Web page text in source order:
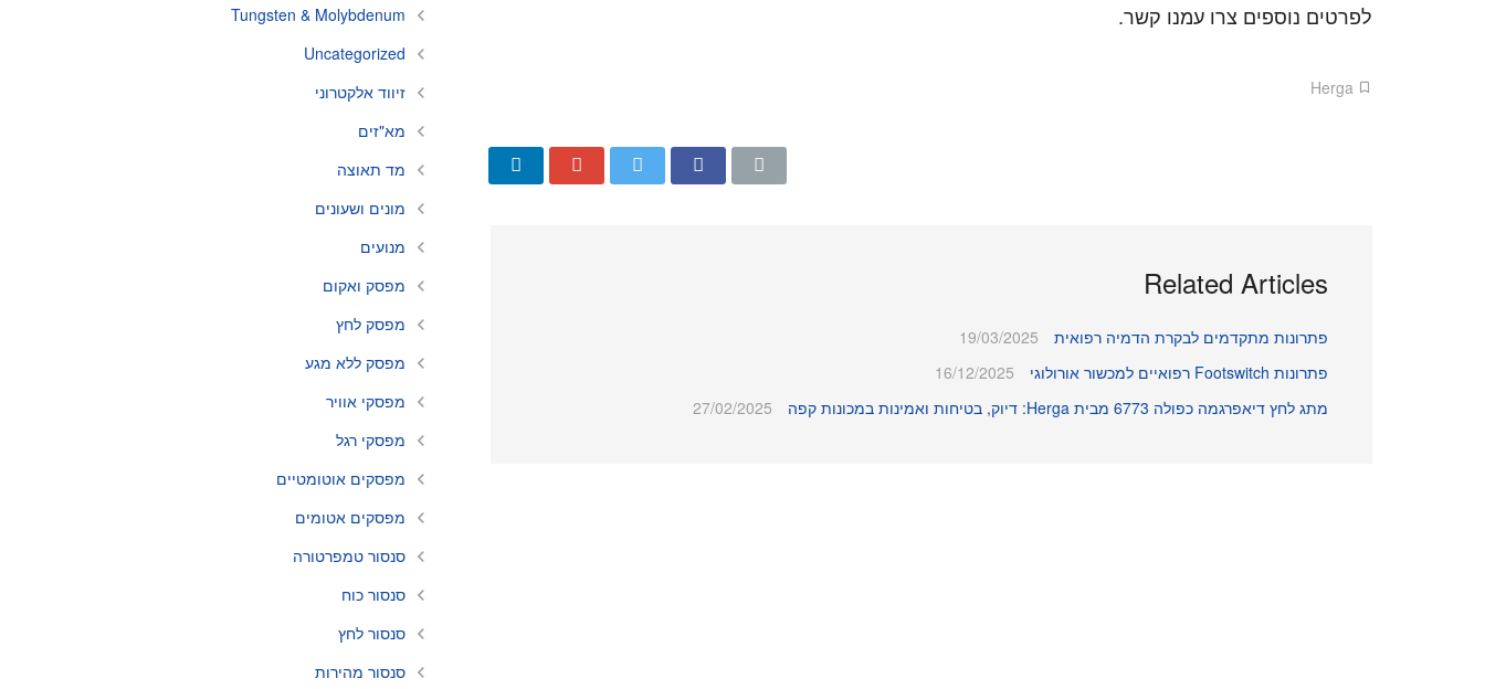
לפרטים נוספים צרו עמנו קשר.
Herga
Related Articles
פתרונות מתקדמים לבקרת הדמיה רפואית
19/03/2025
פתרונות Footswitch רפואיים למכשור אורולוגי
16/12/2025
מתג לחץ דיאפרגמה כפולה 6773 מבית Herga: דיוק, בטיחות ואמינות במכונות קפה
27/02/2025
Tungsten & Molybdenum
Uncategorized
זיווד אלקטרוני
מא"זים
מד תאוצה
מונים ושעונים
מנועים
מפסק ואקום
מפסק לחץ
מפסק ללא מגע
מפסקי אוויר
מפסקי רגל
מפסקים אוטומטיים
מפסקים אטומים
סנסור טמפרטורה
סנסור כוח
סנסור לחץ
סנסור מהירות